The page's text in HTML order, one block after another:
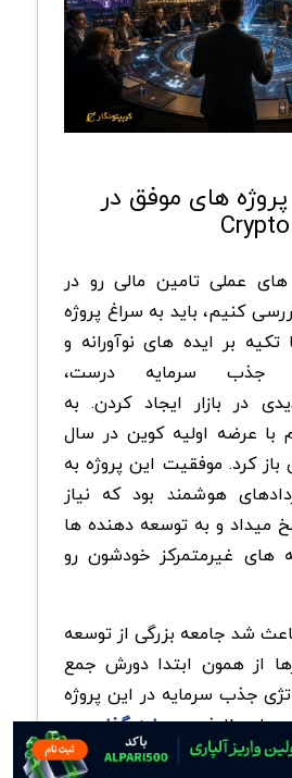
های موفق در
عملی تامین مالی رو در
کنیم، باید به سراغ پروژه
بر ایده های نوآورانه و
جذب سرمایه درست،
در بازار ایجاد کردن. به
با عرضه اولیه کوین در سال
ای باز کرد. موفقیت این پروژه به
هوشمند بود که نیاز
میداد و به توسعه دهنده ها
های غیرمتمرکز خودشون رو
شد جامعه بزرگی از توسعه
از همون ابتدا دورش جمع
جذب سرمایه در این پروژه
ناپذیرسرمایه گذاری در
رسیدن به نگاهی حرفه‌ای در